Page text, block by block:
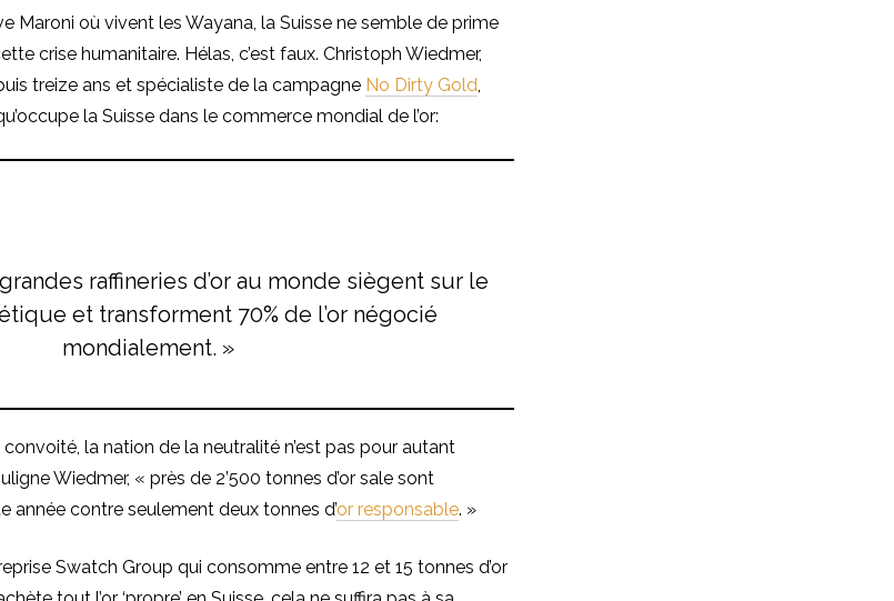
Maroni où vivent les Wayana, la Suisse ne semble de prime
crise humanitaire. Hélas, c’est faux. Christoph Wiedmer,
treize ans et spécialiste de la campagne No Dirty Gold,
la Suisse dans le commerce mondial de l’or:
raffineries d’or au monde siègent sur le
et transforment 70% de l’or négocié
mondialement. »
la nation de la neutralité n’est pas pour autant
Wiedmer, « près de 2’500 tonnes d’or sale sont
année contre seulement deux tonnes d’or responsable. »
Swatch Group qui consomme entre 12 et 15 tonnes d’or